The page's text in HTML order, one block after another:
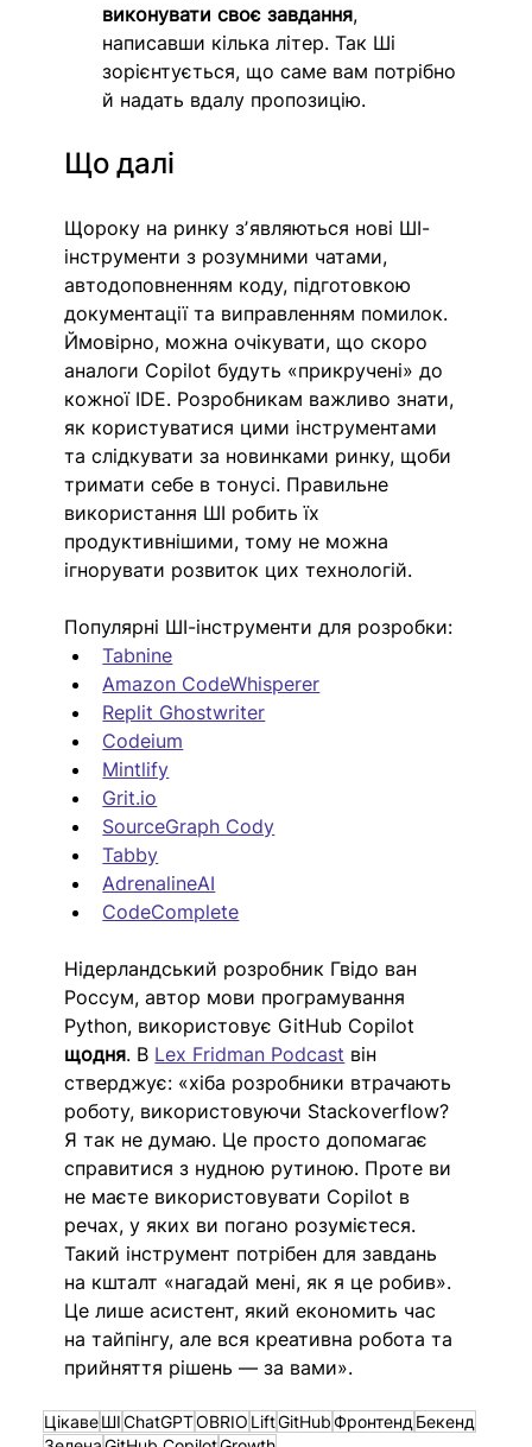
виконувати своє завдання,
написавши кілька літер. Так Ші
зорієнтується, що саме вам потрібно
й надать вдалу пропозицію.
Що далі
Щороку на ринку зʼявляються нові ШІ-
інструменти з розумними чатами,
автодоповненням коду, підготовкою
документації та виправленням помилок.
Ймовірно, можна очікувати, що скоро
аналоги Copilot будуть «прикручені» до
кожної IDE. Розробникам важливо знати,
як користуватися цими інструментами
та слідкувати за новинками ринку, щоби
тримати себе в тонусі. Правильне
використання ШІ робить їх
продуктивнішими, тому не можна
ігнорувати розвиток цих технологій.
Популярні ШІ-інструменти для розробки:
Tabnine
Amazon CodeWhisperer
Replit Ghostwriter
Codeium
Mintlify
Grit.io
SourceGraph Cody
Tabby
AdrenalineAI
CodeComplete
Нідерландський розробник Гвідо ван
Россум, автор мови програмування
Python, використовує GitHub Copilot
щодня. В Lex Fridman Podcast він
стверджує: «хіба розробники втрачають
роботу, використовуючи Stackoverflow?
Я так не думаю. Це просто допомагає
справитися з нудною рутиною. Проте ви
не маєте використовувати Copilot в
речах, у яких ви погано розумієтеся.
Такий інструмент потрібен для завдань
на кшталт «нагадай мені, як я це робив».
Це лише асистент, який економить час
на тайпінгу, але вся креативна робота та
прийняття рішень — за вами».
ЦікавеШІChatGPTOBRIO LiftGitHubФронтенд Бекенд